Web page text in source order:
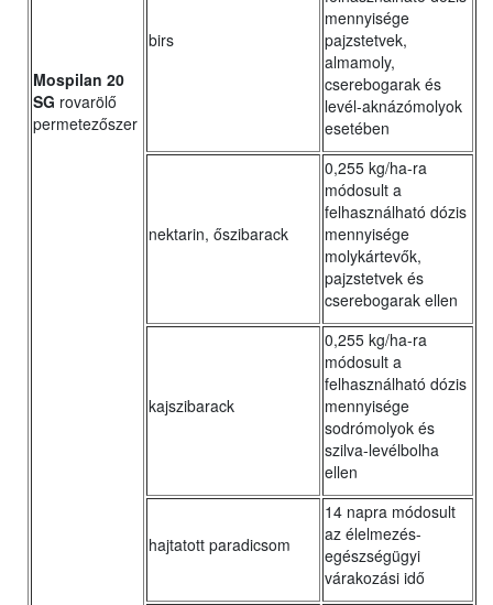
Mospilan 20
SG rovarölő
permetezőszer
birs
mennyisége
pajzstetvek,
almamoly,
cserebogarak és
levél-aknázómolyok
esetében
nektarin, őszibarack
0,255 kg/ha-ra
módosult a
felhasználható dózis
mennyisége
molykártevők,
pajzstetvek és
cserebogarak ellen
kajszibarack
0,255 kg/ha-ra
módosult a
felhasználható dózis
mennyisége
sodrómolyok és
szilva-levélbolha
ellen
hajtatott paradicsom
14 napra módosult
az élelmezés-
egészségügyi
várakozási idő